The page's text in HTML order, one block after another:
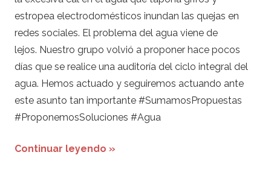
estropea electrodomésticos inundan las quejas en
redes sociales. El problema del agua viene de
lejos. Nuestro grupo volvió a proponer hace pocos
días que se realice una auditoría del ciclo integral del
agua. Hemos actuado y seguiremos actuando ante
este asunto tan importante #SumamosPropuestas
#ProponemosSoluciones #Agua
Continuar leyendo »